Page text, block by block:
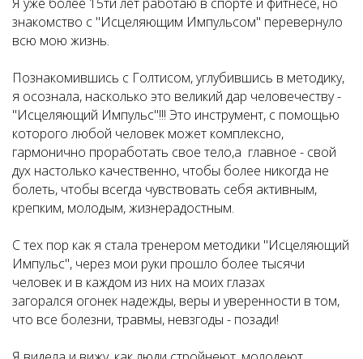
знакомство с "Исцеляющим Импульсом" перевернуло
всю мою жизнь.
Познакомившись с Голтисом, углубившись в методику,
я осознала, насколько это великий дар человечеству -
"Исцеляющий Импульс"!!! Это инструмент, с помощью
которого любой человек может комплексно,
гармонично проработать свое тело,а главное - свой
дух настолько качественно, чтобы более никогда не
болеть, чтобы всегда чувствовать себя активным,
крепким, молодым, жизнерадостным.
С тех пор как я стала тренером методики "Исцеляющий
Импульс", через мои руки прошло более тысячи
человек и в каждом из них на моих глазах
загорался огонек надежды, веры и уверенности в том,
что все болезни, травмы, невзгоды - позади!